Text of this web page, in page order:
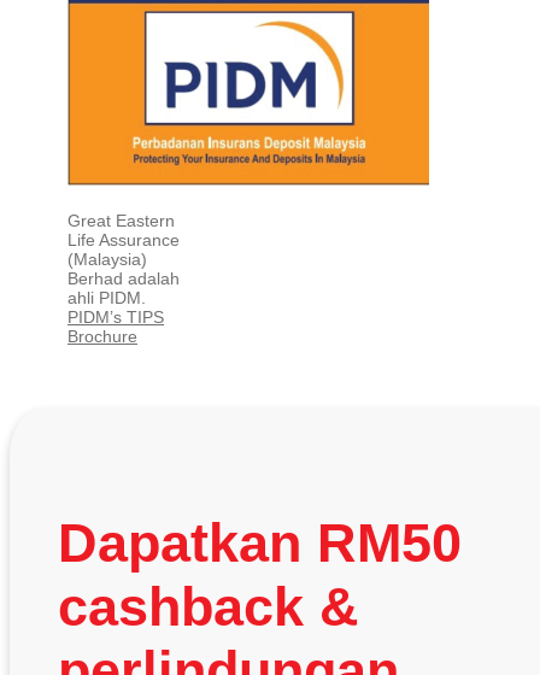
Great Eastern
Life Assurance
(Malaysia)
Berhad adalah
ahli PIDM.
PIDM’s TIPS
Brochure
Dapatkan RM50
cashback &